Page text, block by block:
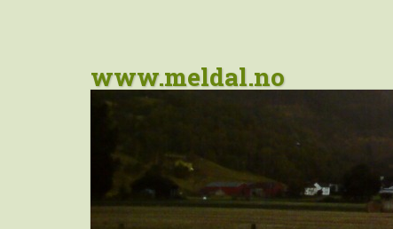
www.meldal.no